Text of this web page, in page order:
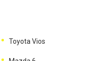
Toyota Vios